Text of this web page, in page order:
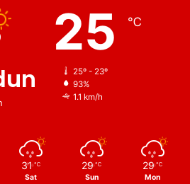
25 ℃
25º - 23º
93%
1.1 km/h
31 ℃
Sat
29 ℃
Sun
29 ℃
Mon